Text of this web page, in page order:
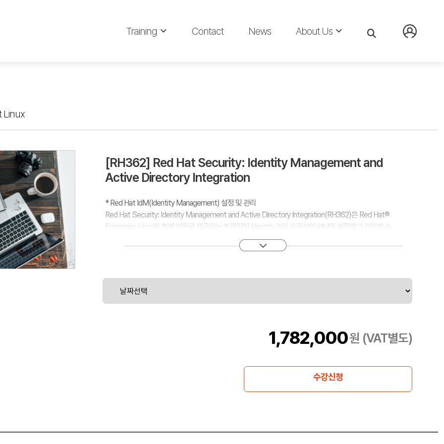
Training Contact News About Us
Linux
[RH362] Red Hat Security: Identity Management and
Active Directory Integration
* Red Hat IdM(Identity Management) 설정 및 관리
Red Hat Security: Identity Management and Active Directory Integration(RH362)은 Red Hat®
Enterprise Linux와 함께 번들로 제공되는 포괄적인 Identity 관리 솔루션인 IdM을 설정하고 관리할 수
이 교육 과정은 Red Hat Identity Manager 4.5(RHEL과 번들로 제공), Red Hat Enterprise Linux 7.4,
이 교육 과정에서는 Active Directory 트러스트, 다양한 제품 페더레이션, Ansible로 설정 관리, 통합 인
증서 관리, SSO(single sign-on), 일회용 비밀번호 및 사이버 보안 정책 준수 등을 포함하여, 가장 요청이
1,782,000원 (VAT별도)
수강신청